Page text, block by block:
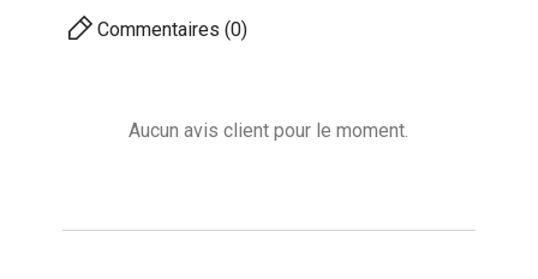
Commentaires (0)
Aucun avis client pour le moment.